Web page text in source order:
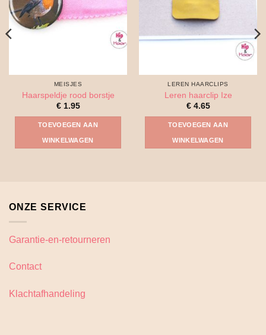
MEISJES
Haarspeldje rood borstje
€1.95
TOEVOEGEN AAN
WINKELWAGEN
LEREN HAARCLIPS
Leren haarclip Ize
€4.65
TOEVOEGEN AAN
WINKELWAGEN
ONZE SERVICE
Garantie-en-retourneren
Contact
Klachtafhandeling